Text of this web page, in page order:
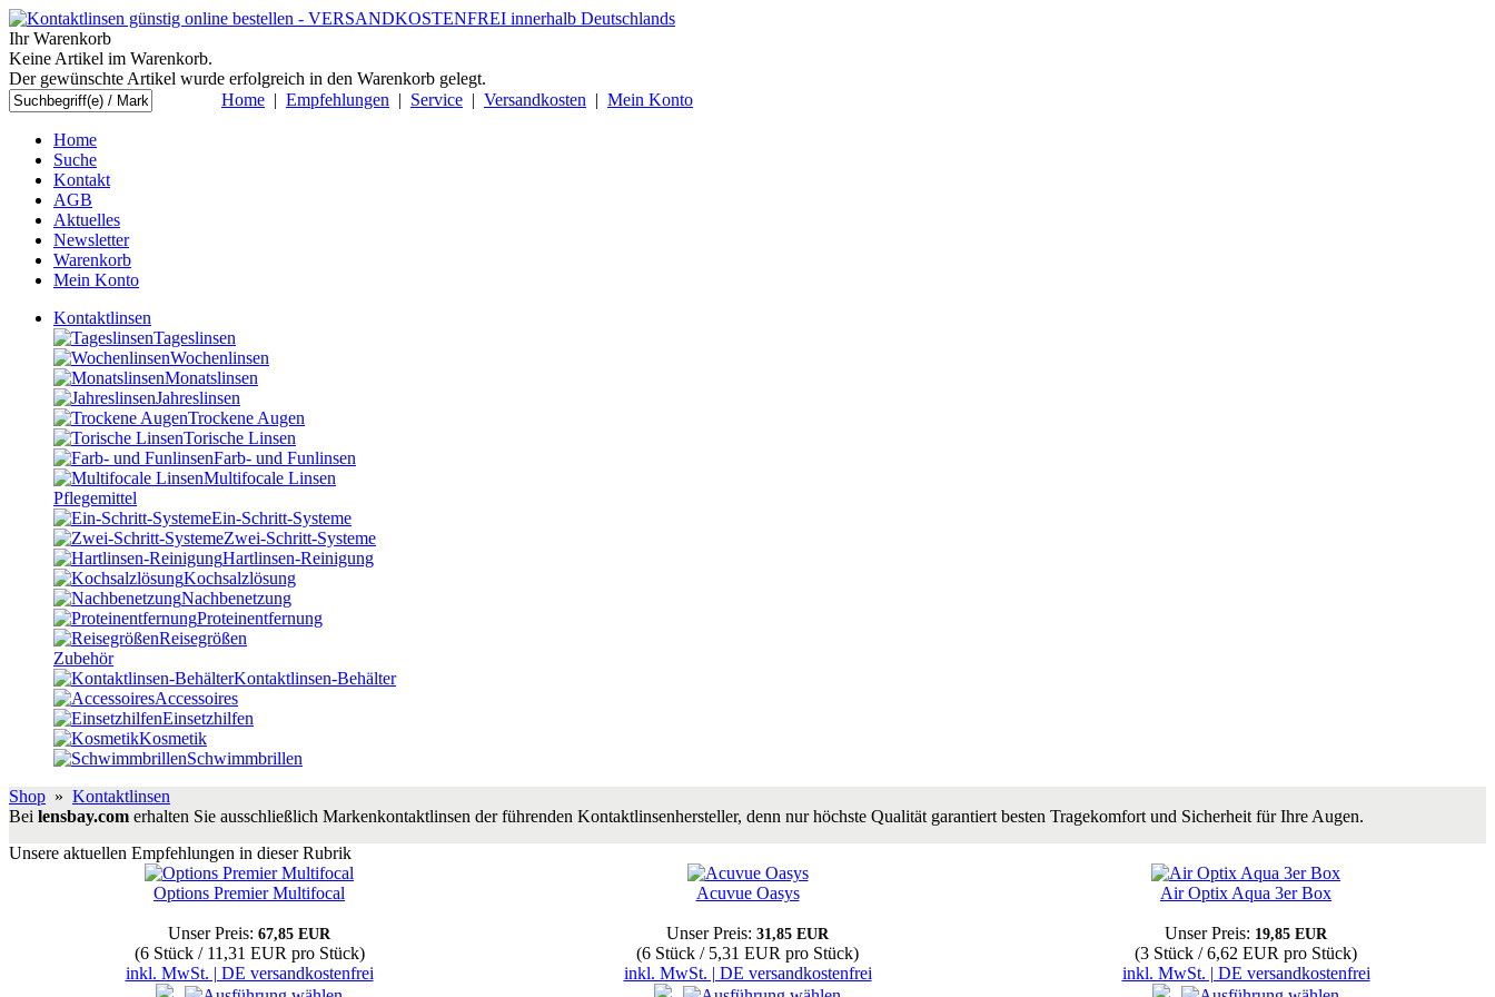
Ihr Warenkorb
Keine Artikel im Warenkorb.
Der gewünschte Artikel wurde erfolgreich in den Warenkorb gelegt.
Home | Empfehlungen | Service | Versandkosten | Mein Konto
Home
Suche
Kontakt
AGB
Aktuelles
Newsletter
Warenkorb
Mein Konto
Kontaktlinsen
Tageslinsen
Wochenlinsen
Monatslinsen
Jahreslinsen
Trockene Augen
Torische Linsen
Farb- und Funlinsen
Multifocale Linsen
Pflegemittel
Ein-Schritt-Systeme
Zwei-Schritt-Systeme
Hartlinsen-Reinigung
Kochsalzlösung
Nachbenetzung
Proteinentfernung
Reisegrößen
Zubehör
Kontaktlinsen-Behälter
Accessoires
Einsetzhilfen
Kosmetik
Schwimmbrillen
Shop » Kontaktlinsen
Bei lensbay.com erhalten Sie ausschließlich Markenkontaktlinsen der führenden Kontaktlinsenhersteller, denn nur höchste Qualität garantiert besten Tragekomfort und Sicherheit für Ihre Augen.
Unsere aktuellen Empfehlungen in dieser Rubrik
Options Premier Multifocal
Unser Preis: 67,85 EUR
(6 Stück / 11,31 EUR pro Stück)
inkl. MwSt. | DE versandkostenfrei
Acuvue Oasys
Unser Preis: 31,85 EUR
(6 Stück / 5,31 EUR pro Stück)
inkl. MwSt. | DE versandkostenfrei
Air Optix Aqua 3er Box
Unser Preis: 19,85 EUR
(3 Stück / 6,62 EUR pro Stück)
inkl. MwSt. | DE versandkostenfrei